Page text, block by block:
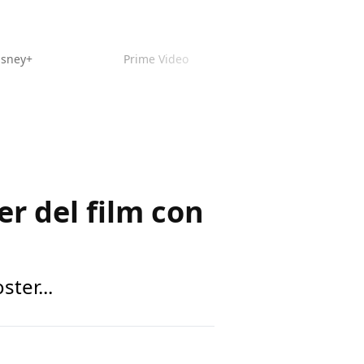
Prime Video
del film con